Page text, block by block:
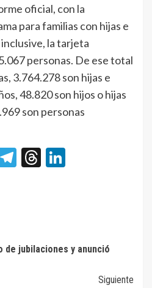
oficial, con la
para familias con hijas e
la tarjeta
personas. De ese total
3.764.278 son hijas e
48.820 son hijos o hijas
son personas
Telegram
Threads
jubilaciones y anunció
Siguiente